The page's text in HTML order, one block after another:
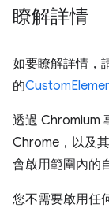
瞭解詳情
如要瞭解詳情，
的
透過 Chromium
Chrome，以及
會啟用範圍內的
您不需要啟用任